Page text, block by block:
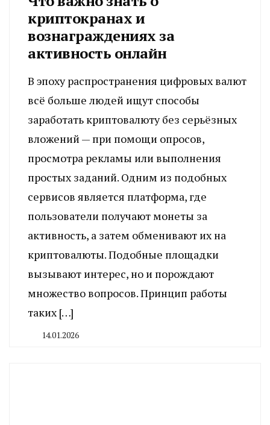
криптокранах и
вознаграждениях за
активность онлайн
В эпоху распространения цифровых валют
всё больше людей ищут способы
заработать криптовалюту без серьёзных
вложений — при помощи опросов,
просмотра рекламы или выполнения
простых заданий. Одним из подобных
сервисов является платформа, где
пользователи получают монеты за
активность, а затем обменивают их на
криптовалюты. Подобные площадки
вызывают интерес, но и порождают
множество вопросов. Принцип работы
таких […]
14.01.2026